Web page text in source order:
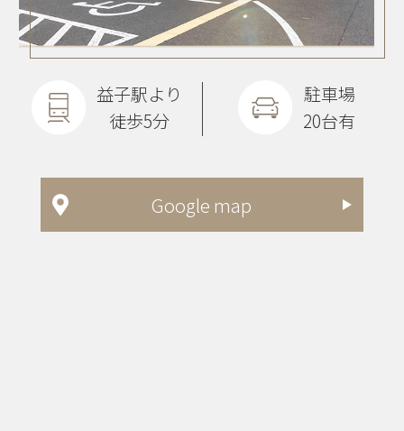
Google map
益子駅より
徒歩5分
駐車場
20台有